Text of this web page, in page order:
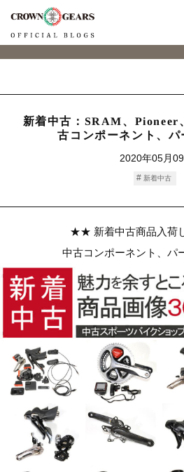
新着中古：SRAM、Pioneer
古コンポーネント、パ
2020年05月
新着中古
★★ 新着中古商品入荷
中古コンポーネント、パ